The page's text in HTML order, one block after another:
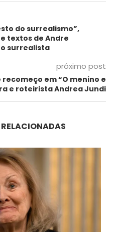
do surrealismo”,
textos de Andre
surrealista
próximo post
em “O menino e
e roteirista Andrea Jundi